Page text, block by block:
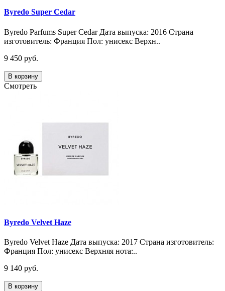
Byredo Super Cedar
Byredo Parfums Super Cedar Дата выпуска: 2016 Страна
изготовитель: Франция Пол: унисекс Верхн..
9 450 руб.
В корзину
Смотреть
Byredo Velvet Haze
Byredo Velvet Haze Дата выпуска: 2017 Страна изготовитель:
Франция Пол: унисекс Верхняя нота:..
9 140 руб.
В корзину